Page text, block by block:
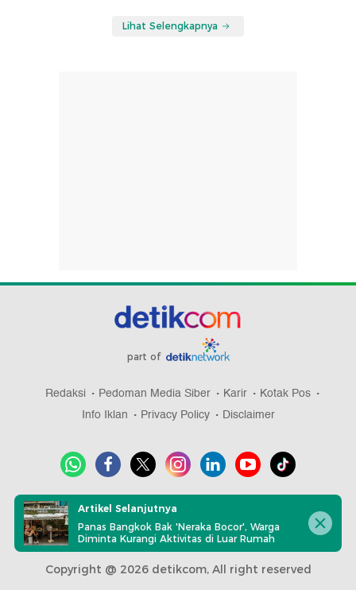
Lihat Selengkapnya
part of
Redaksi Pedoman Media Siber Karir
Kotak Pos
Info Iklan
Privacy Policy Disclaimer
Download aplikasi detikcom
Copyright @ 2026 detikcom, All right reserved
Artikel Selanjutnya
Panas Bangkok Bak 'Neraka Bocor', Warga
Diminta Kurangi Aktivitas di Luar Rumah